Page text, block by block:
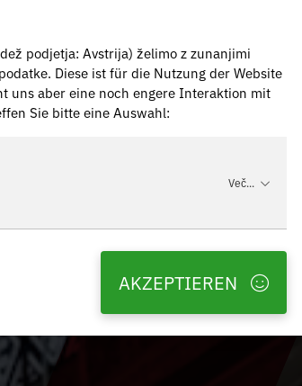
podjetja: Avstrija) želimo z zunanjimi
Diese ist für die Nutzung der Website
uns aber eine noch engere Interaktion mit
Sie bitte eine Auswahl:
Več...
AKZEPTIEREN